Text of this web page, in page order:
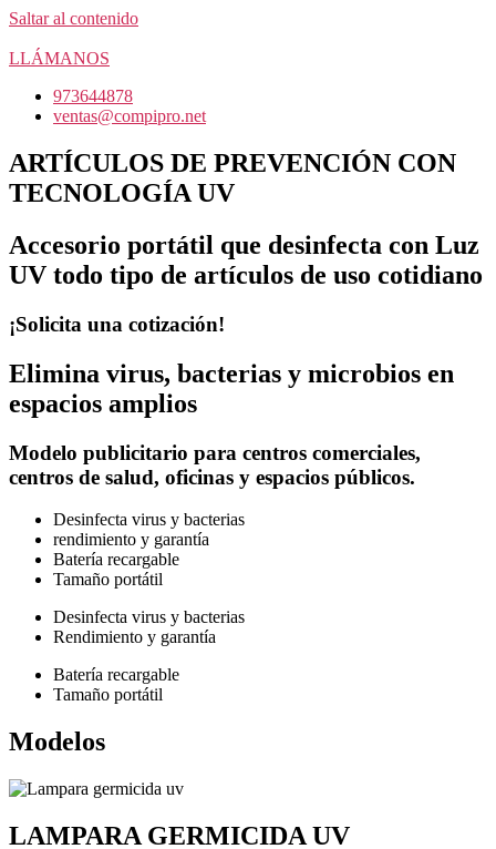
Saltar al contenido
LLÁMANOS
973644878
ventas@compipro.net
ARTÍCULOS DE PREVENCIÓN CON
TECNOLOGÍA UV
Accesorio portátil que desinfecta con Luz
UV todo tipo de artículos de uso cotidiano
¡Solicita una cotización!
Elimina virus, bacterias y microbios en
espacios amplios
Modelo publicitario para centros comerciales,
centros de salud, oficinas y espacios públicos.
Desinfecta virus y bacterias
rendimiento y garantía
Batería recargable​
Tamaño portátil​
Desinfecta virus y bacterias
Rendimiento y garantía
Batería recargable
Tamaño portátil
Modelos
LAMPARA GERMICIDA UV